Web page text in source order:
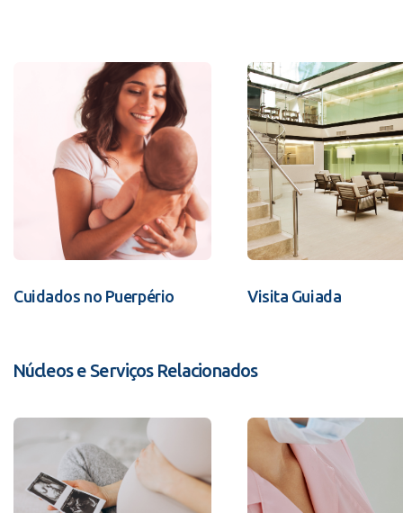
Cuidados no Puerpério Visita Guiada
Núcleos e Serviços Relacionados